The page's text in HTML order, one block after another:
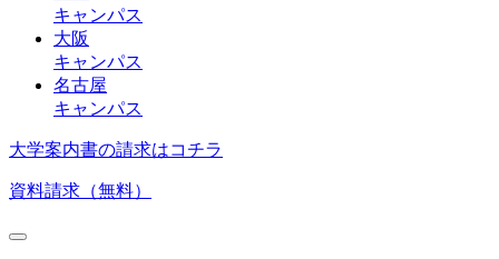
キャンパス
大阪
キャンパス
名古屋
キャンパス
大学案内書の請求はコチラ
資料請求（無料）